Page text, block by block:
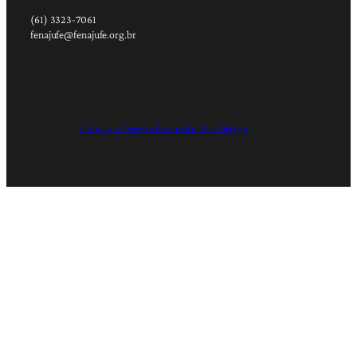
(61) 3323-7061
fenajufe@fenajufe.org.br
Criação e Desenvolvimento: RapDesign